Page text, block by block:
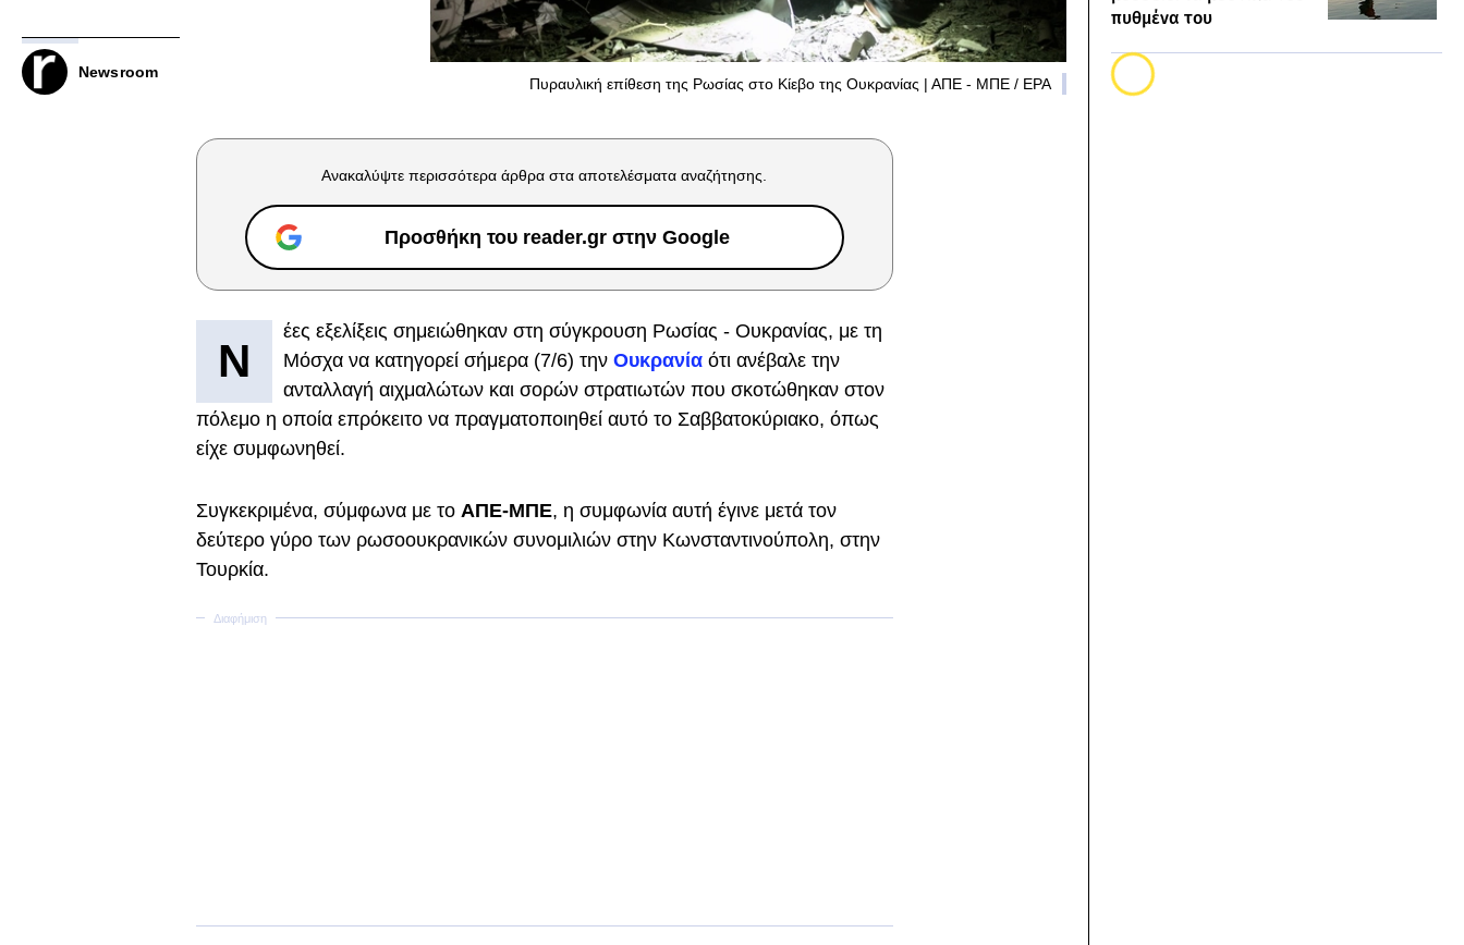
Newsroom
Πυραυλική επίθεση της Ρωσίας στο Κίεβο της Ουκρανίας | ΑΠΕ - ΜΠΕ / EPA
Ανακαλύψτε περισσότερα άρθρα στα αποτελέσματα αναζήτησης.
Προσθήκη του reader.gr στην Google
Ν
έες εξελίξεις σημειώθηκαν στη σύγκρουση Ρωσίας - Ουκρανίας, με τη
Μόσχα να κατηγορεί σήμερα (7/6) την Ουκρανία ότι ανέβαλε την
ανταλλαγή αιχμαλώτων και σορών στρατιωτών που σκοτώθηκαν στον
πόλεμο η οποία επρόκειτο να πραγματοποιηθεί αυτό το Σαββατοκύριακο, όπως
είχε συμφωνηθεί.
Συγκεκριμένα, σύμφωνα με το ΑΠΕ-ΜΠΕ, η συμφωνία αυτή έγινε μετά τον
δεύτερο γύρο των ρωσοουκρανικών συνομιλιών στην Κωνσταντινούπολη, στην
Τουρκία.
πυθμένα του